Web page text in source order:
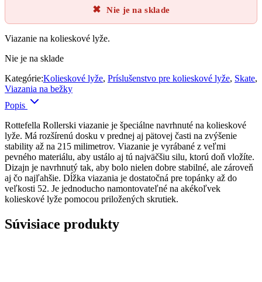
Nie je na sklade
Viazanie na kolieskové lyže.
Nie je na sklade
Kategórie:Kolieskové lyže, Príslušenstvo pre kolieskové lyže, Skate,
Viazania na bežky
Popis
Rottefella Rollerski viazanie je špeciálne navrhnuté na kolieskové
lyže. Má rozšírenú dosku v prednej aj pätovej časti na zvýšenie
stability až na 215 milimetrov. Viazanie je vyrábané z veľmi
pevného materiálu, aby ustálo aj tú najväčšiu silu, ktorú doň vložíte.
Dizajn je navrhnutý tak, aby bolo nielen dobre stabilné, ale zároveň
aj čo najľahšie. Dĺžka viazania je dostatočná pre topánky až do
veľkosti 52. Je jednoducho namontovateľné na akékoľvek
kolieskové lyže pomocou priložených skrutiek.
Súvisiace produkty